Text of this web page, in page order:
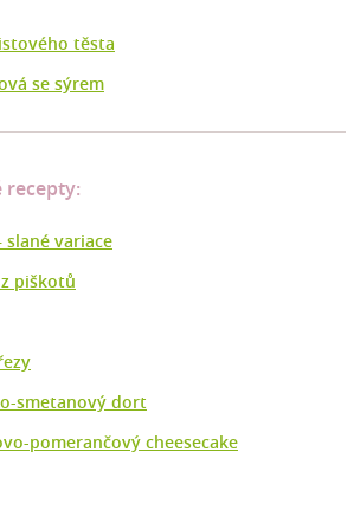
těsta
se sýrem
recepty:
slané variace
piškotů
smetanový dort
pomerančový cheesecake